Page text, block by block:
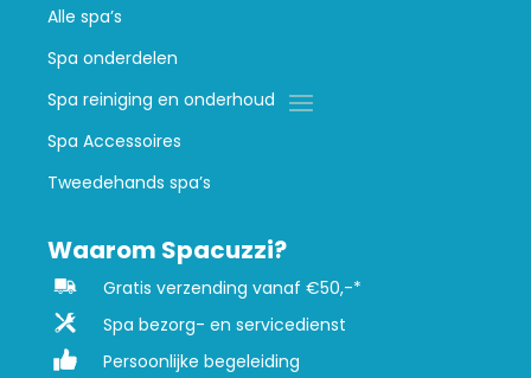
Alle spa’s
Spa onderdelen
Spa reiniging en onderhoud
Spa Accessoires
Tweedehands spa’s
Waarom Spacuzzi?
Gratis verzending vanaf €50,-*
Spa bezorg- en servicedienst
Persoonlijke begeleiding